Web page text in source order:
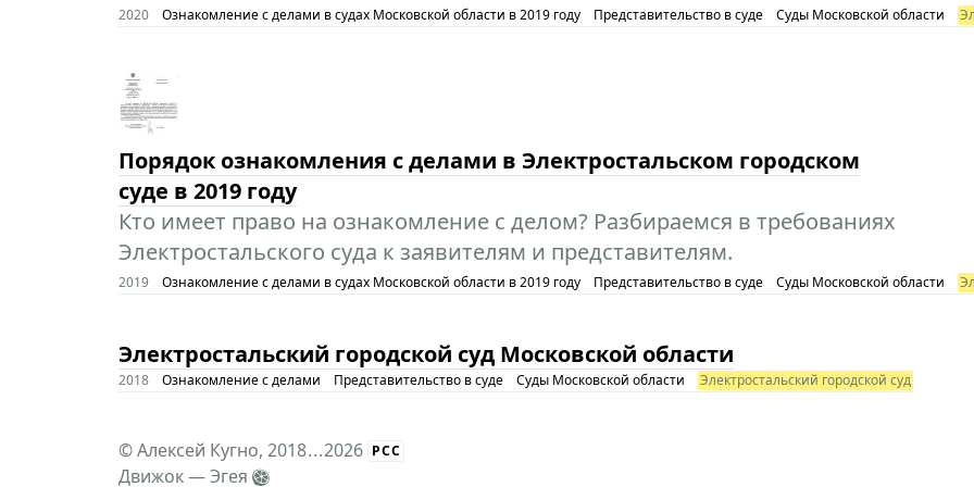
2020 Ознакомление с делами в судах Московской области в 2019 году Представительство в суде Суды Московской области
Порядок ознакомления с делами в Электростальском городском
суде в 2019 году
Кто имеет право на ознакомление с делом? Разбираемся в требованиях
Электростальского суда к заявителям и представителям.
2019 Ознакомление с делами в судах Московской области в 2019 году Представительство в суде Суды Московской области
Электростальский городской суд Московской области
2018 Ознакомление с делами Представительство в суде Суды Московской области Электростальский городской суд
©Алексей Кугно, 2018...2026 РСС
Движок —Эгея